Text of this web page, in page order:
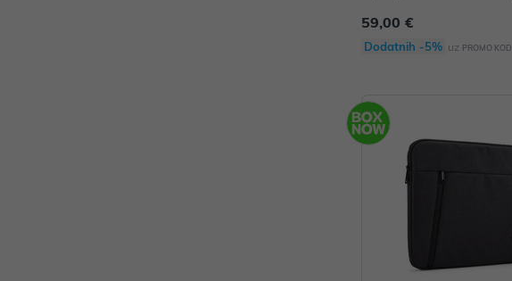
59,00 €
Dodatnih -5% uz PROMO KOD